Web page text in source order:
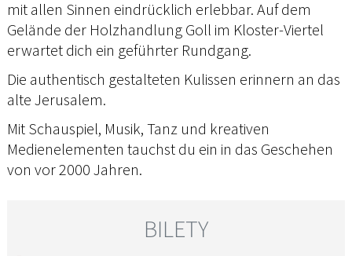
mit allen Sinnen eindrücklich erlebbar. Auf dem
Gelände der Holzhandlung Goll im Kloster-Viertel
erwartet dich ein geführter Rundgang.
Die authentisch gestalteten Kulissen erinnern an das
alte Jerusalem.
Mit Schauspiel, Musik, Tanz und kreativen
Medienelementen tauchst du ein in das Geschehen
von vor 2000 Jahren.